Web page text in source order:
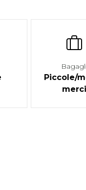
Piccole/
merci